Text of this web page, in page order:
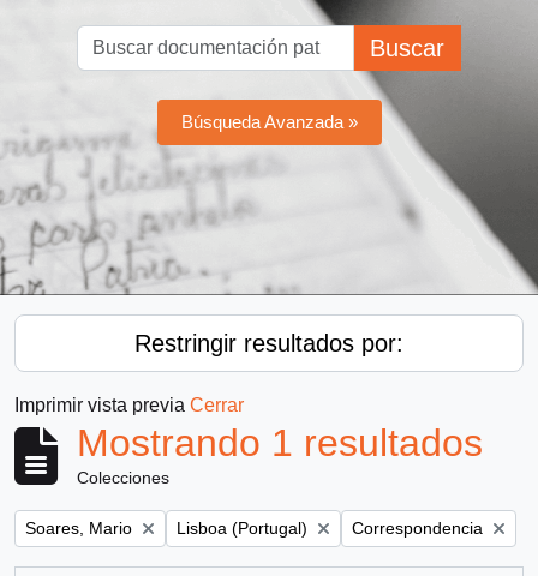
Buscar
Búsqueda Avanzada »
Restringir resultados por:
Imprimir vista previa Cerrar
Mostrando 1 resultados
Colecciones
Remove filter:
Soares, Mario Remove filter:
Lisboa (Portugal) Remove filter:
Correspondencia